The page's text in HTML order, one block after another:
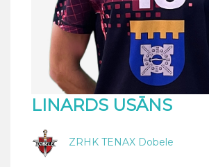
LINARDS USĀNS
ZRHK TENAX Dobele